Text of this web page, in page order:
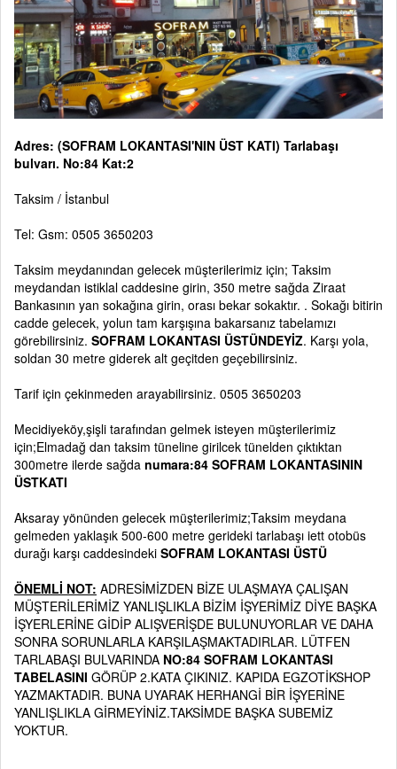
Adres: (SOFRAM LOKANTASI'NIN ÜST KATI) Tarlabaşı
bulvarı. No:84 Kat:2
Taksim / İstanbul
Tel: Gsm: 0505 3650203
Taksim meydanından gelecek müşterilerimiz için; Taksim
meydandan istiklal caddesine girin, 350 metre sağda Ziraat
Bankasının yan sokağına girin, orası bekar sokaktır. . Sokağı bitirin
cadde gelecek, yolun tam karşışına bakarsanız tabelamızı
görebilirsiniz. SOFRAM LOKANTASI ÜSTÜNDEYİZ. Karşı yola,
soldan 30 metre giderek alt geçitden geçebilirsiniz.
Tarif için çekinmeden arayabilirsiniz. 0505 3650203
Mecidiyeköy,şişli tarafından gelmek isteyen müşterilerimiz
için;Elmadağ dan taksim tüneline girilcek tünelden çıktıktan
300metre ilerde sağda numara:84 SOFRAM LOKANTASININ
ÜSTKATI
Aksaray yönünden gelecek müşterilerimiz;Taksim meydana
gelmeden yaklaşık 500-600 metre gerideki tarlabaşı iett otobüs
durağı karşı caddesindeki SOFRAM LOKANTASI ÜSTÜ
ÖNEMLİ NOT: ADRESİMİZDEN BİZE ULAŞMAYA ÇALIŞAN
MÜŞTERİLERİMİZ YANLIŞLIKLA BİZİM İŞYERİMİZ DİYE BAŞKA
İŞYERLERİNE GİDİP ALIŞVERİŞDE BULUNUYORLAR VE DAHA
SONRA SORUNLARLA KARŞILAŞMAKTADIRLAR. LÜTFEN
TARLABAŞI BULVARINDA NO:84 SOFRAM LOKANTASI
TABELASINI GÖRÜP 2.KATA ÇIKINIZ. KAPIDA EGZOTİKSHOP
YAZMAKTADIR. BUNA UYARAK HERHANGİ BİR İŞYERİNE
YANLIŞLIKLA GİRMEYİNİZ.TAKSİMDE BAŞKA SUBEMİZ
YOKTUR.